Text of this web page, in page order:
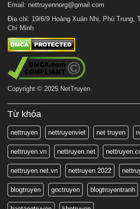
Email: nettruyennorg@gmail.com
Địa chỉ: 19/6/9 Hoàng Xuân Nhị, Phú Trung,
Chí Minh
Copyright © 2025 NetTruyen
Từ khóa
nettruyen nettruyenviet net truyen
nettruyen.vn nettruyen.net
nettruyen.net.vn nettruyen 2022
blogtruyen goctruyen blogtruyentranh